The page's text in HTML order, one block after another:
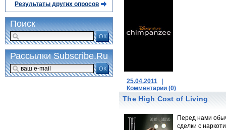
25.04.2011
Комментарии (0)
|
Читать далее
The High Cost of Living
Перед нами
сделки с
Результаты других опросов
Поиск
ОК
Рассылки Subscribe.Ru
ОК